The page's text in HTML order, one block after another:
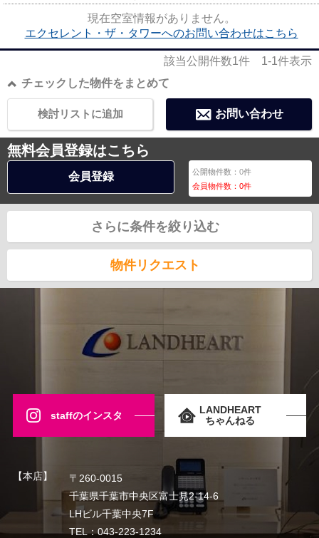
現在空室情報がありません。
エクセレント・ザ・タワーへのお問い合わせはこちら
該当公開件数1件 1-1件表示
チェックした物件をまとめて
お問い合わせ
検討リストに追加
無料会員登録はこちら
会員登録 公開物件数：0件
会員物件数：0件
さらに条件を絞り込む
物件リクエスト
staffのインスタ
LANDHEART
ちゃんねる
【本店】
〒260-0015
千葉県千葉市中央区富士見2-14-6
LHビル千葉中央7F
TEL：043-223-1234